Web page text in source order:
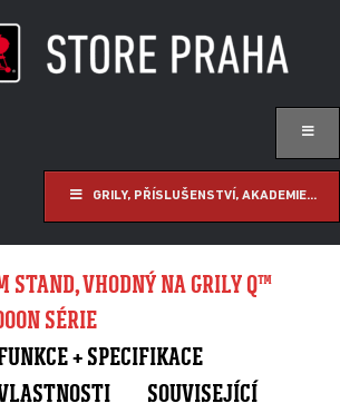
GRILY, PŘÍSLUŠENSTVÍ, AKADEMIE...
STAND, VHODNÝ NA GRILY Q™
SÉRIE
+ SPECIFIKACE
SOUVISEJÍCÍ